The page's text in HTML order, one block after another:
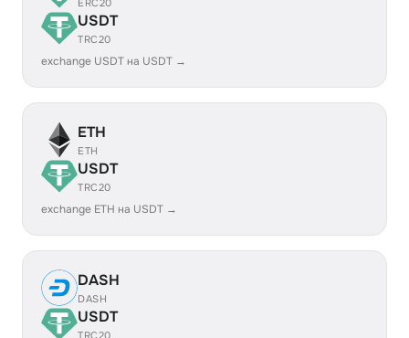
ERC20
USDT
TRC20
exchange USDT на USDT →
ETH
ETH
USDT
TRC20
exchange ETH на USDT →
DASH
DASH
USDT
TRC20